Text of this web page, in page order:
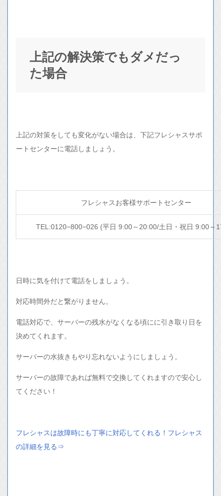
上記の解決策でもダメだっ
た場合
上記の対策をしても変化がない場合は、下記フレシャスサポ
ートセンターに電話しましょう。
フレシャスお客様サポートセンター
TEL:0120−800−026 (平日 9:00～20:00/土日・祝日 9:00～
日時に気を付けて電話をしましょう。
対応時間外だと繋がりません。
電話対応で、サーバーの残水がなくなる頃にに引き取り日を
決めてくれます。
サーバーの水抜きもやり忘れないようにしましょう。
サーバーの故障であれば無料で交換してくれますので安心し
てください！
フレシャスは故障時にも丁寧に対応してくれる！フレシャス
の詳細を見る⇒